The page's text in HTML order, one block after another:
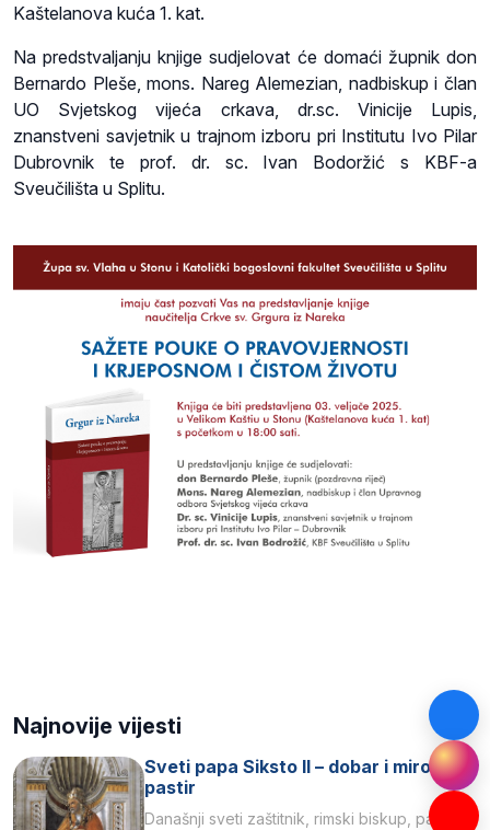
Kaštelanova kuća 1. kat.
Na predstvaljanju knjige sudjelovat će domaći župnik don
Bernardo Pleše, mons. Nareg Alemezian, nadbiskup i član
UO Svjetskog vijeća crkava, dr.sc. Vinicije Lupis,
znanstveni savjetnik u trajnom izboru pri Institutu Ivo Pilar
Dubrovnik te prof. dr. sc. Ivan Bodoržić s KBF-a
Sveučilišta u Splitu.
Najnovije vijesti
Sveti papa Siksto II – dobar i miroljubiv
pastir
Današnji sveti zaštitnik, rimski biskup, papa